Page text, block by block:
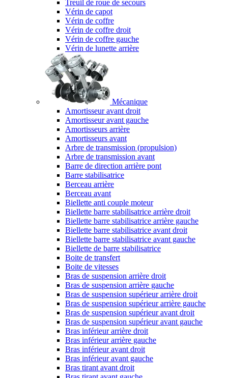
Treuil de roue de secours
Vérin de capot
Vérin de coffre
Vérin de coffre droit
Vérin de coffre gauche
Vérin de lunette arrière
Mécanique
Amortisseur avant droit
Amortisseur avant gauche
Amortisseurs arrière
Amortisseurs avant
Arbre de transmission (propulsion)
Arbre de transmission avant
Barre de direction arrière pont
Barre stabilisatrice
Berceau arrière
Berceau avant
Biellette anti couple moteur
Biellette barre stabilisatrice arrière droit
Biellette barre stabilisatrice arrière gauche
Biellette barre stabilisatrice avant droit
Biellette barre stabilisatrice avant gauche
Biellette de barre stabilisatrice
Boite de transfert
Boite de vitesses
Bras de suspension arrière droit
Bras de suspension arrière gauche
Bras de suspension supérieur arrière droit
Bras de suspension supérieur arrière gauche
Bras de suspension supérieur avant droit
Bras de suspension supérieur avant gauche
Bras inférieur arrière droit
Bras inférieur arrière gauche
Bras inférieur avant droit
Bras inférieur avant gauche
Bras tirant avant droit